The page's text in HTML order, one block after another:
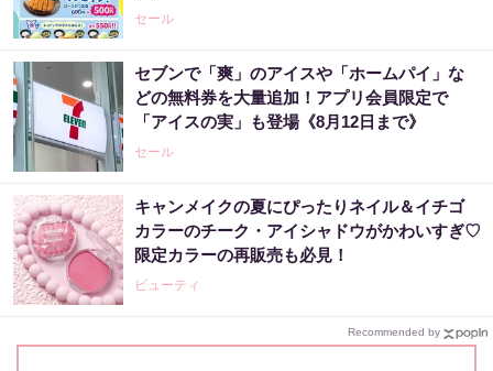
セール
セブンで「爽」のアイスや「ホームパイ」な
どの無料券を大量追加！アプリ会員限定で
「アイスの実」も登場《8月12日まで》
セール
キャンメイクの夏にぴったりネイル＆イチゴ
カラーのチーク・アイシャドウがかわいすぎ♡
限定カラーの再販売も必見！
ビューティ
Recommended by